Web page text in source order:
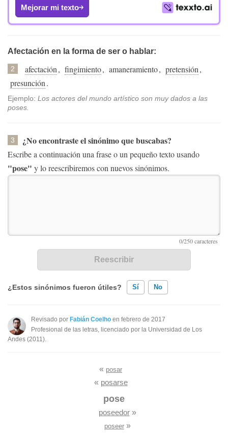
Mejorar mi texto
Afectación en la forma de ser o hablar:
2 afectación, fingimiento, amaneramiento, pretensión,
presunción.
Ejemplo: Los actores del mundo artístico son muy dados a las
poses.
3 ¿No encontraste el sinónimo que buscabas?
Escribe a continuación una frase o un pequeño texto usando
"pose" y lo reescribiremos con nuevos sinónimos.
¿Estos sinónimos fueron útiles? Sí No
Existen sinónimos incorrectos
Ninguno de los sinónimos presentados me ayudó
Revisado por Fabián Coelho en febrero de 2017
Profesional de las letras, licenciado por la Universidad de Los
Andes (2011).
« posar
« posarse
pose
poseedor»
poseer»